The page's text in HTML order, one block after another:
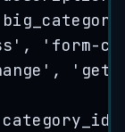
' , ' form-
' , '
category_id